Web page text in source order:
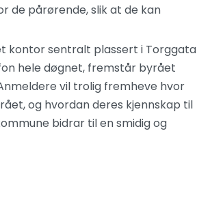
de pårørende, slik at de kan
kontor sentralt plassert i Torggata
hele døgnet, fremstår byrået
vil trolig fremheve hvor
og hvordan deres kjennskap til
bidrar til en smidig og